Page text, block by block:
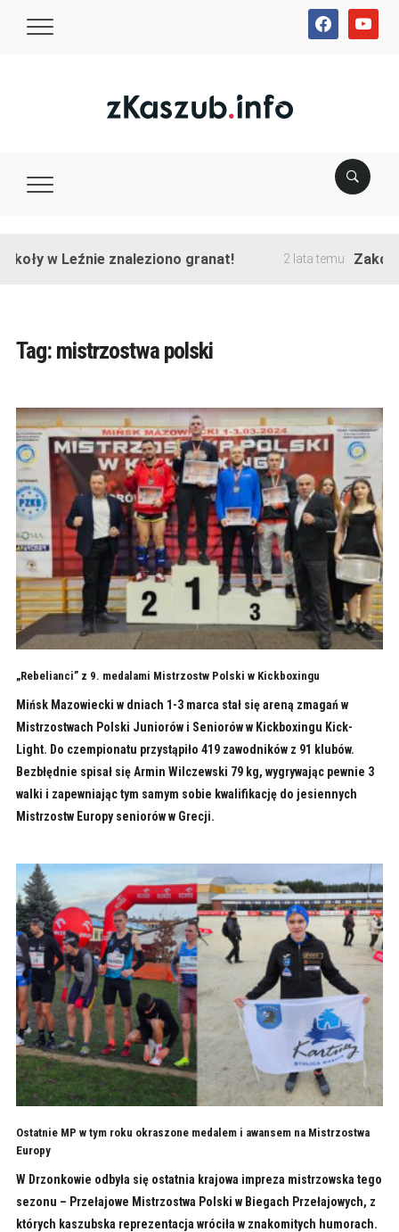
facebookyoutube
w Leźnie znaleziono granat! 2 lata temu
Tag: mistrzostwa polski
„Rebelianci” z 9. medalami Mistrzostw Polski w Kickboxingu
Mińsk Mazowiecki w dniach 1-3 marca stał się areną zmagań w
Mistrzostwach Polski Juniorów i Seniorów w Kickboxingu Kick-
Light. Do czempionatu przystąpiło 419 zawodników z 91 klubów.
Bezbłędnie spisał się Armin Wilczewski 79 kg, wygrywając pewnie 3
walki i zapewniając tym samym sobie kwalifikację do jesiennych
Mistrzostw Europy seniorów w Grecji.
Ostatnie MP w tym roku okraszone medalem i awansem na Mistrzostwa
Europy
W Drzonkowie odbyła się ostatnia krajowa impreza mistrzowska tego
sezonu – Przełajowe Mistrzostwa Polski w Biegach Przełajowych, z
których kaszubska reprezentacja wróciła w znakomitych humorach.